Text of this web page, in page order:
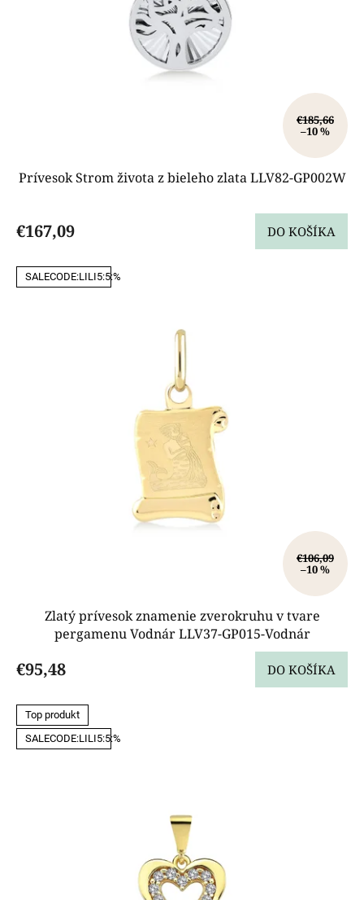
€185,66
–10 %
Prívesok Strom života z bieleho zlata LLV82-GP002W
€167,09 DO KOŠÍKA
SALECODE:LILI5:5:%
€106,09
–10 %
Zlatý prívesok znamenie zverokruhu v tvare
pergamenu Vodnár LLV37-GP015-Vodnár
€95,48 DO KOŠÍKA
Top produkt
SALECODE:LILI5:5:%